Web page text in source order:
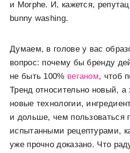
и Morphe. И, кажется,
bunny washing.
Думаем, в голове у вас
вопрос: почему бы бренду
не быть 100% веганом, чтоб
Тренд относительно новый, а
новые технологии,
и дольше, чем пользоваться
испытанными рецептурами,
уже прочно доказано. Что